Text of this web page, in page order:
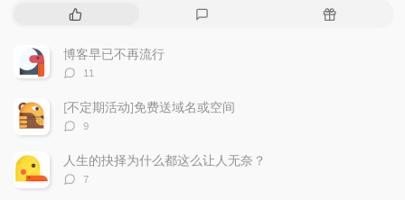
热
文
章
随
博客早已不再流行
评
数：
11
[不定期活动]免费送域名或空间
评
数：
9
人生的抉择为什么都这么让人无奈？
评
7